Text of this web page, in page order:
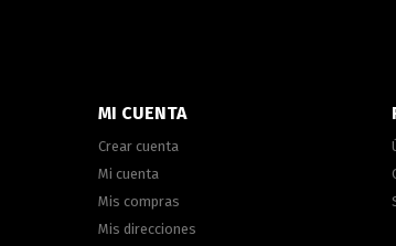
MI CUENTA
Crear cuenta
Mi cuenta
Mis compras
Mis direcciones